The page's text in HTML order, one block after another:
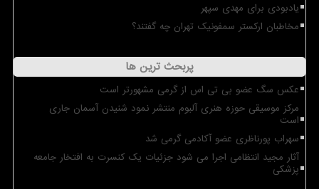
یادبودی برای مهدی سپهر
مخاطبان ارکستر سمفونیک تهران چه گفتند؟
پربحث ترین ها
عکس سگ عضو بی تی اس از گرمی مشهورتر است
مرکز موسیقی حوزه هنری آلبوم منتشر نمود شنیدن آسمان جاری
است
سهراب پورناظری عضو آکادمی گرمی شد
آثار مجید انتظامی اجرا می شود جزئیات یک کنسرت به افتخار جامعه
پزشکی